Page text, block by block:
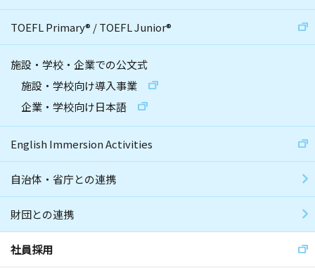
TOEFL Primary® /TOEFL Junior®
施設・学校・企業での公文式
施設・学校向け導入事業
企業・学校向け日本語
English Immersion Activities
自治体・省庁との連携
財団との連携
社員採用